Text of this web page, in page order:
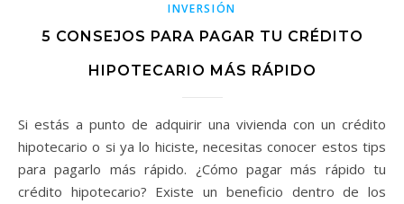
INVERSIÓN
5 CONSEJOS PARA PAGAR TU CRÉDITO
HIPOTECARIO MÁS RÁPIDO
Si estás a punto de adquirir una vivienda con un crédito
hipotecario o si ya lo hiciste, necesitas conocer estos tips
para pagarlo más rápido. ¿Cómo pagar más rápido tu
crédito hipotecario? Existe un beneficio dentro de los